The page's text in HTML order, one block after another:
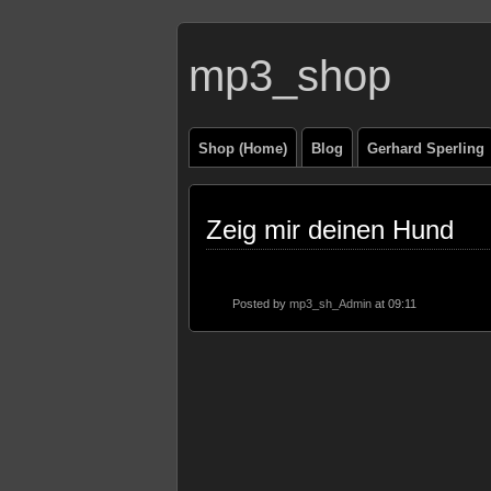
mp3_shop
Shop (Home) Blog Gerhard Sperling
Zeig mir deinen Hund
Posted by mp3_sh_Admin at 09:11